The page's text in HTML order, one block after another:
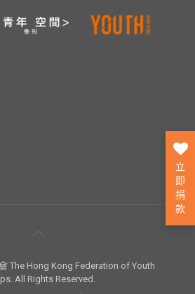
The Hong Kong Federation of Youth
All Rights Reserved.
立
即
捐
款